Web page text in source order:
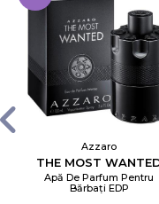
Azzaro
THE MOST
Apă De Parfum Pentru
Bărbați EDP